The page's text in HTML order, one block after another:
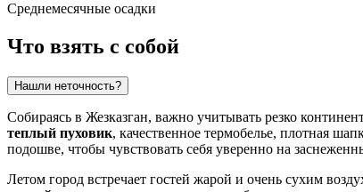
Среднемесячные осадки
Что взять с собой
Нашли неточность?
Собираясь в Жезказган, важно учитывать резко
теплый пуховик, качественное термобелье, плотная
подошве, чтобы чувствовать себя уверенно на
Летом город встречает гостей жарой и очень сухим